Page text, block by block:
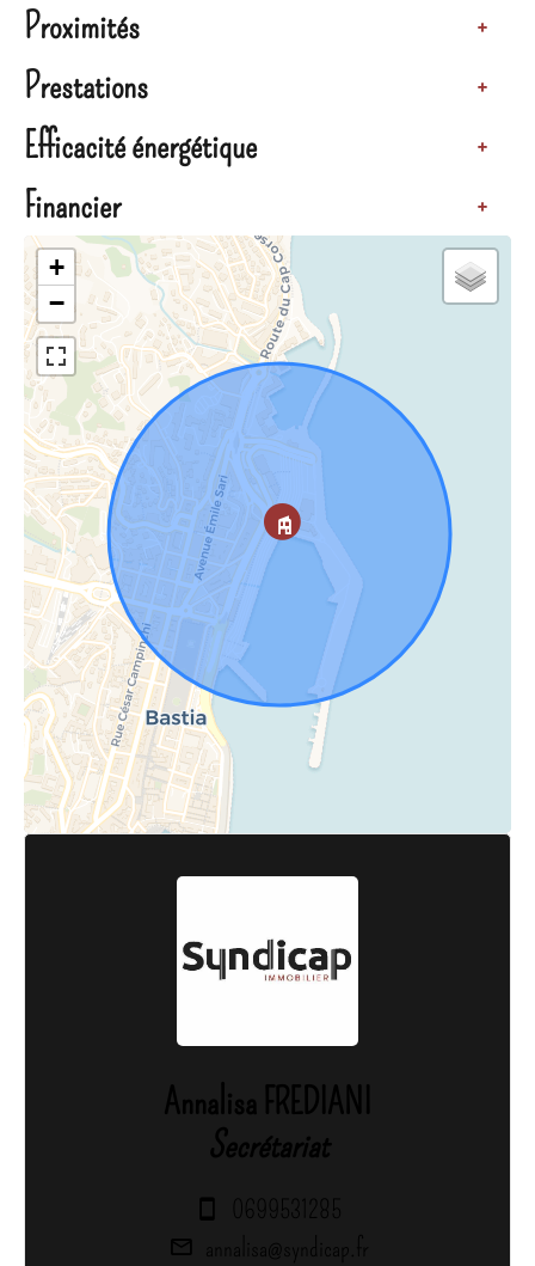
Proximités +
Prestations +
Efficacité énergétique +
Financier +
+
−
Annalisa FREDIANI
Secrétariat
0699531285
annalisa@syndicap.fr